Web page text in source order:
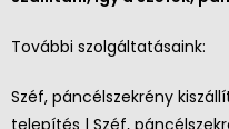
További szolgáltatásaink:
Széf, páncélszekrény
telepítés | Széf,